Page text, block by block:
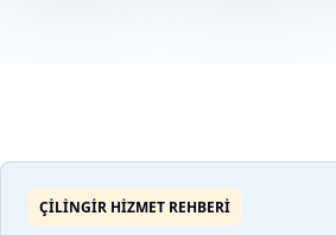
ÇILINGIR HIZMET REHBERI